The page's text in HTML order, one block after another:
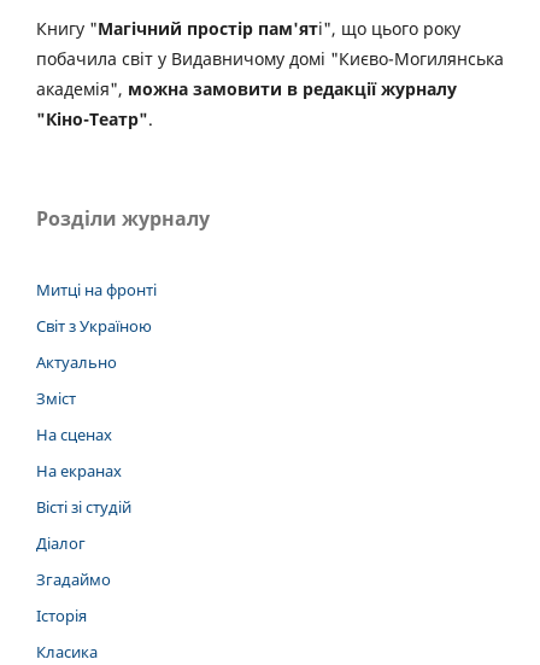
Книгу "Магічний простір пам'яті", що цього року
побачила світ у Видавничому домі "Києво-Могилянська
академія", можна замовити в редакції журналу
"Кіно-Театр".
Розділи журналу
Митці на фронті
Світ з Україною
Актуально
Зміст
На сценах
На екранах
Вісті зі студій
Діалог
Згадаймо
Історія
Класика